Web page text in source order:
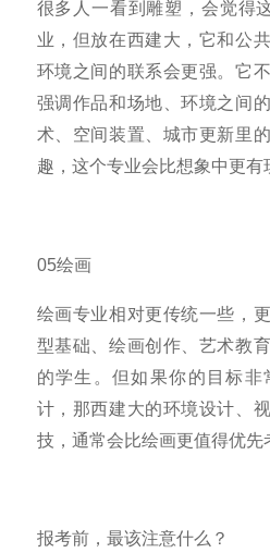
很多人一看到雕塑，会觉得
业，但放在西建大，它和公
环境之间的联系会更强。它
强调作品和场地、环境之间
术、空间装置、城市更新里
趣，这个专业会比想象中更有
05绘画
绘画专业相对更传统一些，
型基础、绘画创作、艺术教
的学生。但如果你的目标
计，那西建大的环境设计、
技，通常会比绘画更值得优先
报考前，最该注意什么？